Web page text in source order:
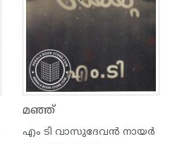
മഞ്ഞ്
എം ടി വാസുദേവന്‍ നായര്‍